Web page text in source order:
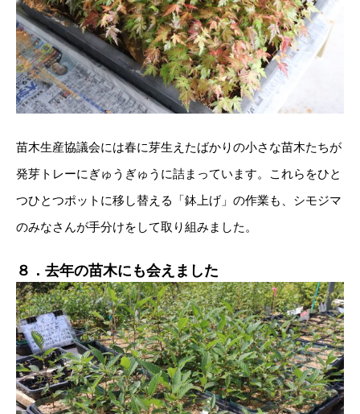
苗木生産協議会には春に芽生えたばかりの小さな苗木たちが
発芽トレーにぎゅうぎゅうに詰まっています。これらをひと
つひとつポットに移し替える「鉢上げ」の作業も、シモジマ
のみなさんが手分けをして取り組みました。
８．去年の苗木にも会えました